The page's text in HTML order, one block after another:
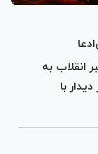
انقلاب به
با